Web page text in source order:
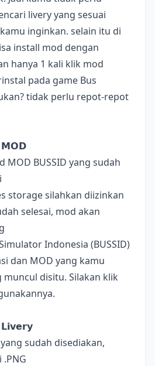
livery yang sesuai
inginkan. selain itu di
install mod dengan
hanya 1 kali klik mod
pada game Bus
tidak perlu repot-repot
𝗠𝗢𝗗
MOD BUSSID yang sudah
storage silahkan diizinkan
selesai, mod akan
Indonesia (BUSSID)
dan MOD yang kamu
disitu. Silakan klik
sudah disediakan,